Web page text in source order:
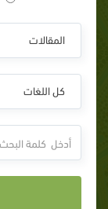
المقالات
كل اللغات